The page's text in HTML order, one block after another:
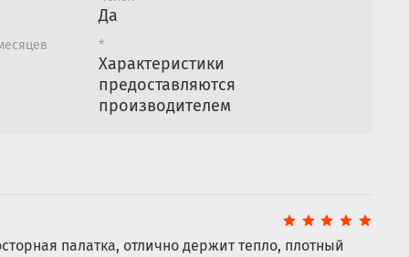
может отличаться от представленных на
ввертышей и оттяжек (приобретаются
Да
*
Характеристики
предоставляются
производителем
палатка, отлично держит тепло, плотный